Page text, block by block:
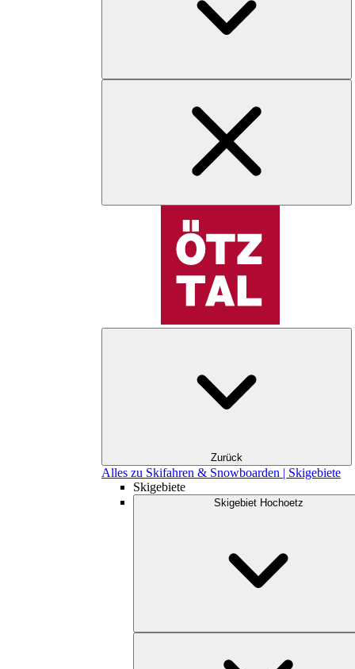
Zurück
Alles zu Skifahren & Snowboarden | Skigebiete
Skigebiete
Skigebiet Hochoetz